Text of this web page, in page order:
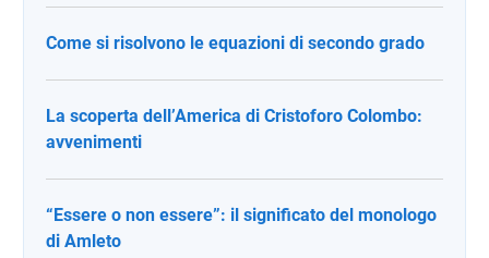
Come si risolvono le equazioni di secondo grado
La scoperta dell’America di Cristoforo Colombo:
avvenimenti
“Essere o non essere”: il significato del monologo
di Amleto